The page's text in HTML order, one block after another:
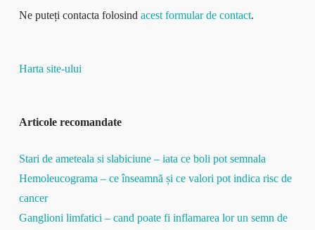
Ne puteți contacta folosind acest formular de contact.
Harta site-ului
Articole recomandate
Stari de ameteala si slabiciune – iata ce boli pot semnala
Hemoleucograma – ce înseamnă și ce valori pot indica risc de
cancer
Ganglioni limfatici – cand poate fi inflamarea lor un semn de